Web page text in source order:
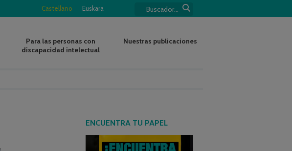
Castellano Euskara
Para las personas con
discapacidad intelectual
Nuestras publicaciones
ENCUENTRA TU PAPEL